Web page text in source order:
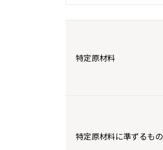
特定原材料
特定原材料に準ずるもの